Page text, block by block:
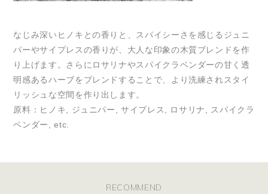
なじみ深いヒノキとの香りと、スパイシーさを感じるジュニ
パーやサイプレスの香りが、大人な印象の木質ブレンドを作
り上げます。さらにロサリナやスパイクラベンダーの甘く透
明感あるハーブをブレンドすることで、より洗練されスタイ
リッシュな空間を作り出します。
原料：ヒノキ, ジュニパー, サイプレス, ロサリナ, スパイクラ
ベンダー, etc.
RECOMMEND